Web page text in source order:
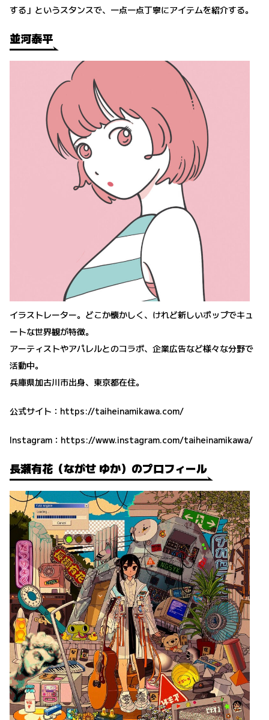
する」というスタンスで、一点一点丁寧にアイテムを紹介する。
並河泰平
イラストレーター。どこか懐かしく、けれど新しいポップでキュ
ートな世界観が特徴。
アーティストやアパレルとのコラボ、企業広告など様々な分野で
活動中。
兵庫県加古川市出身、東京都在住。
公式サイト： https://taiheinamikawa.com/
Instagram： https://www.instagram.com/taiheinamikawa/
長瀬有花（ながせ ゆか）のプロフィール